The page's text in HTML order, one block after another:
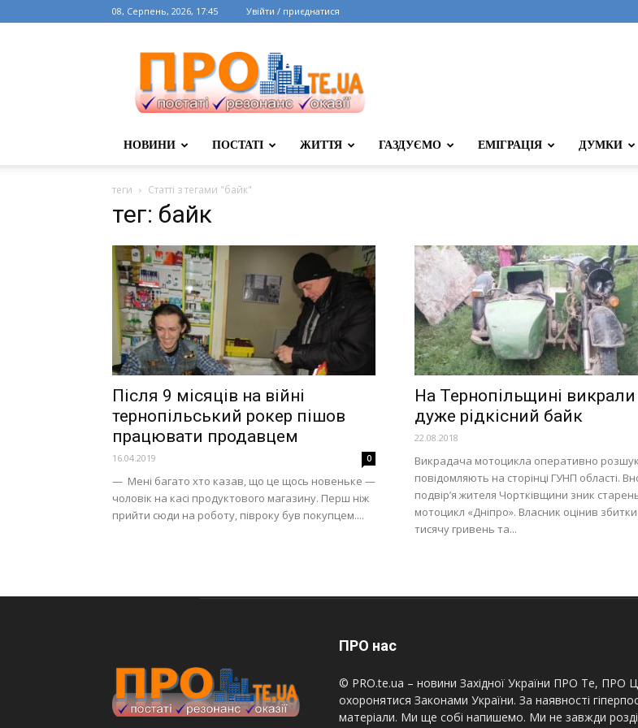
08, Серпень, 2026, 17:45 Увійти / приєднатися
НОВИНИ ПОСТАТІ ЖИТТЯ ГАЗДУЄМО ЕМІГРАЦІЯ ДУМКИ
теги Статті з тегами "байк"
тег: байк
Після 9 місяців на війні
тернопільський рокер пішов
працювати продавцем
16.04.2019 0
— Мені багато хто казав, що це щось новеньке —
чоловік на касі продуктового магазину. Перш ніж
прийти сюди на роботу, півроку був покупцем....
На Тернопільщині викрали
дуже рідкісний байк
22.08.2018
Викрадача мотоцикла оперативно
повідомляють на сторінці ГУНП області.
подвір’я жителя Чортківщини зник
мотоцикл «Дніпро». Власник оцінив
тисячу гривень та...
ПРО нас
© PRO.te.ua – новини Західної України ПРО Те, ПРО
охоронятися Законами України. За наявності
матеріали. Ми ще собі напишемо. Ми не завжди